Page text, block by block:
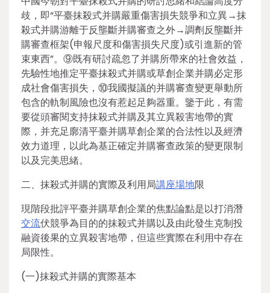
歧，即“平臺抹殺式并購嚴重傷害損失競爭和立異→抹
殺式并購游離于反壟斷并購審查之外→調劑反壟斷并
購審查框架(申報尺度和傷害損失尺度)或引進新的管
束東西”。⑨既有研討疏忽了并購所帶來的社會效益，
先驗性地推定平臺抹殺式并購或草創企業并購必定形
成社會傷害損失，⑩我國擬議的并購審查變更舉動所
包含的軌制風險也沒有惹起足夠器重。鑒于此，有需
要從頭審閱支持抹殺式并購及其立異殺害地帶的實
際，并充足廓清平臺并購草創企業的合法性以及經濟
效力道理，以此為基正確定并購審查政策的變更限制
以及完美思緒。
二、抹殺式并購的實際及利用局講座場地限
現階段批評平臺并購草創企業的焦點論點是以打消潛
交流伏競爭為目的的抹殺式并購以及由此發生克制投
融資後果的立異殺害地帶，但這些實際在利用中存在
局限性。
(一)抹殺式并購的實際基本